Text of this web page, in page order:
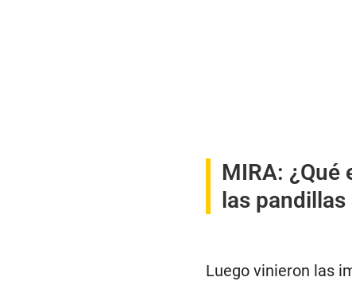
MIRA: ¿Qué
las
Luego vinieron las